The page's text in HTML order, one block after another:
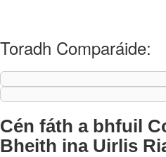
Toradh Comparáide:
Cén fáth a bhfuil
Bheith ina Uirlis